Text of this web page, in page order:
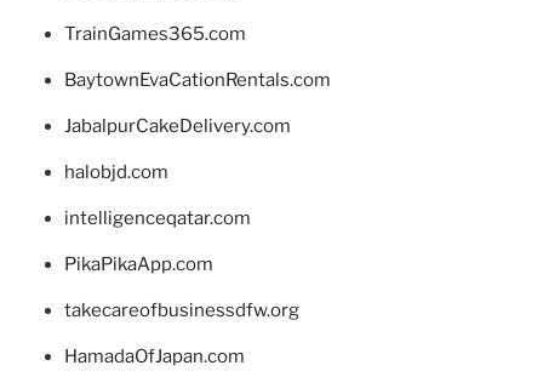
TrainGames365.com
BaytownEvaCationRentals.com
JabalpurCakeDelivery.com
halobjd.com
intelligenceqatar.com
PikaPikaApp.com
takecareofbusinessdfw.org
HamadaOfJapan.com